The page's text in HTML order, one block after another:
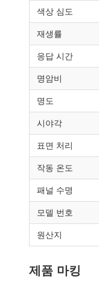
색상 심도
재생률
응답 시간
명암비
명도
시야각
표면 처리
작동 온도
패널 수명
모델 번호
원산지
제품 마킹